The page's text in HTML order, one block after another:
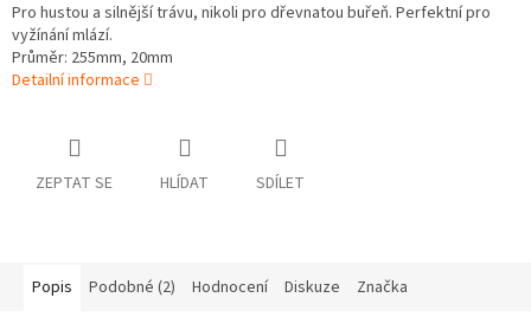
Pro hustou a silnější trávu, nikoli pro dřevnatou buřeň. Perfektní pro
vyžínání mlází.
Průměr: 255mm, 20mm
Detailní informace
ZEPTAT SE HLÍDAT SDÍLET
Popis Podobné (2) Hodnocení Diskuze Značka